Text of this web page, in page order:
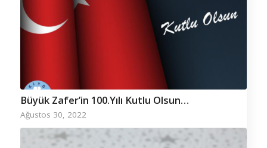
Büyük Zafer’in 100.Yılı Kutlu Olsun…
Ağustos 30, 2022